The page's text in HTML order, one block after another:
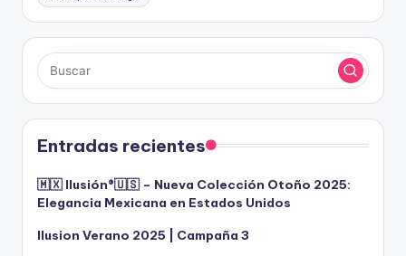
Entradas recientes
🇲🇽 Ilusión®️🇺🇸 – Nueva Colección Otoño 2025:
Elegancia Mexicana en Estados Unidos
Ilusion Verano 2025 | Campaña 3